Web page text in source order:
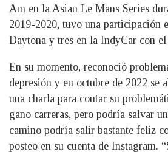
Am en la Asian Le Mans Series
2019-2020, tuvo una participación
Daytona y tres en la IndyCar con
En su momento, reconoció
depresión y en octubre de 2022 se
una charla para contar su
gano carreras, pero podría salvar
camino podría salir bastante feliz
posteo en su cuenta de Instagram.